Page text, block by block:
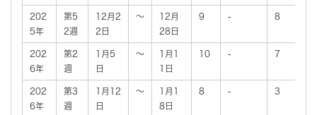
202
5年
第5
2週
12月2
2日
～
12月
28日
9 - 8
202
6年
第2
週
1月5
日
～
1月1
1日
10 - 7
202
6年
第3
週
1月12
日
～
1月1
8日
8 - 3